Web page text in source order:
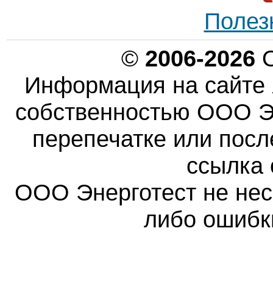
© 2006-2026
Информация на сайте
собственностью ООО
перепечатке или
ссылка
ООО Энерготест не
либо